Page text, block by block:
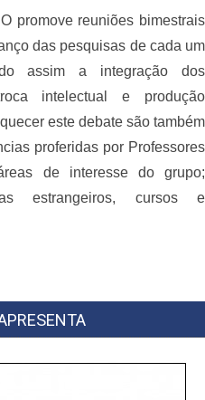
promove reuniões bimestrais
das pesquisas de cada um
assim a integração dos
intelectual e produção
este debate são também
proferidas por Professores
de interesse do grupo;
estrangeiros, cursos e